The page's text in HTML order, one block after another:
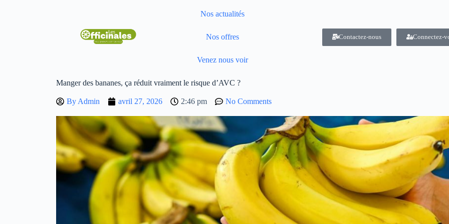
Nos actualités
Nos offres
Venez nous voir
Contactez-nous Connectez-
Manger des bananes, ça réduit vraiment le risque d’AVC ?
By Admin avril 27, 2026 2:46 pm No Comments